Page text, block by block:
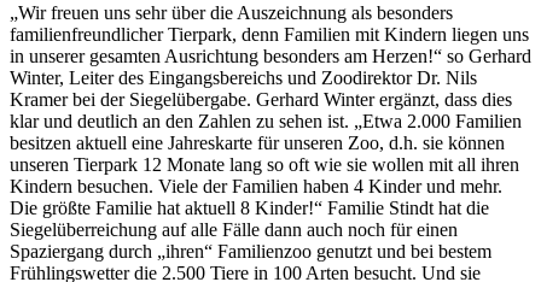
„Wir freuen uns sehr über die Auszeichnung als besonders
familienfreundlicher Tierpark, denn Familien mit Kindern liegen uns
in unserer gesamten Ausrichtung besonders am Herzen!“ so Gerhard
Winter, Leiter des Eingangsbereichs und Zoodirektor Dr. Nils
Kramer bei der Siegelübergabe. Gerhard Winter ergänzt, dass dies
klar und deutlich an den Zahlen zu sehen ist. „Etwa 2.000 Familien
besitzen aktuell eine Jahreskarte für unseren Zoo, d.h. sie können
unseren Tierpark 12 Monate lang so oft wie sie wollen mit all ihren
Kindern besuchen. Viele der Familien haben 4 Kinder und mehr.
Die größte Familie hat aktuell 8 Kinder!“ Familie Stindt hat die
Siegelüberreichung auf alle Fälle dann auch noch für einen
Spaziergang durch „ihren“ Familienzoo genutzt und bei bestem
Frühlingswetter die 2.500 Tiere in 100 Arten besucht. Und sie